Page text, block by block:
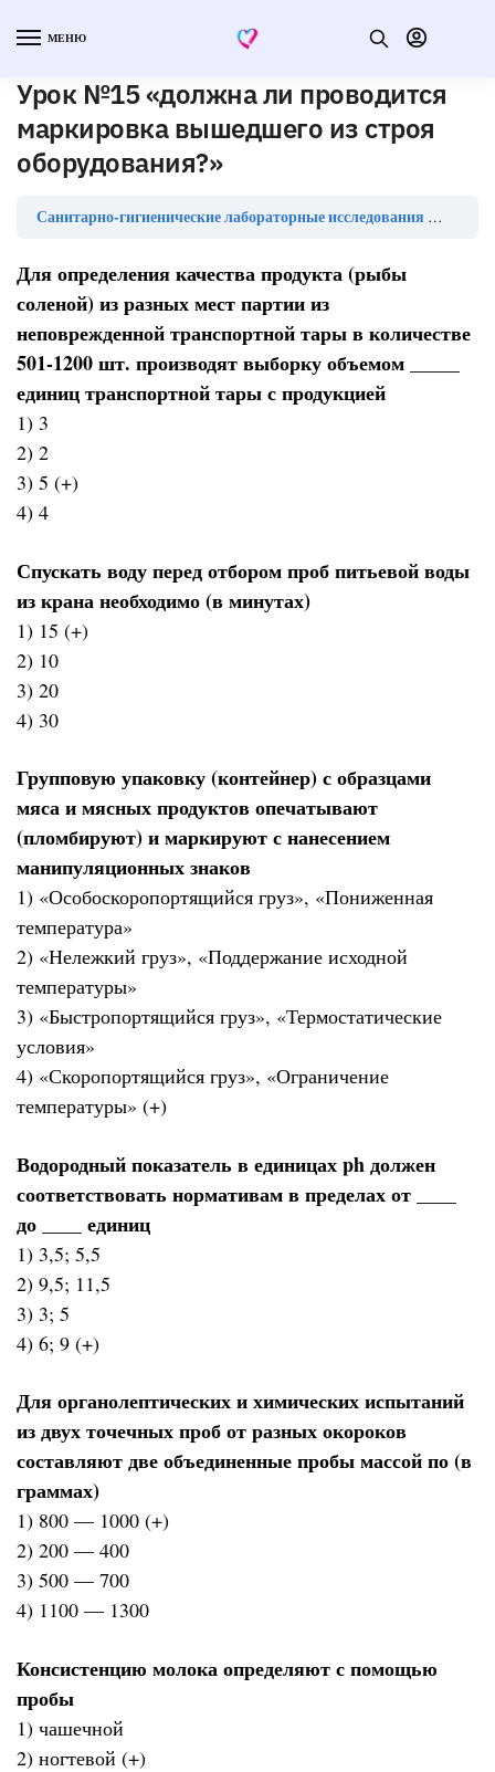
МЕНЮ
Урок №15 «должна ли проводится
маркировка вышедшего из строя
оборудования?»
Санитарно-гигиенические лабораторные исследования — тесты с ответами
Для определения качества продукта (рыбы
соленой) из разных мест партии из
неповрежденной транспортной тары в количестве
501-1200 шт. производят выборку объемом _____
единиц транспортной тары с продукцией
1) 3
2) 2
3) 5 (+)
4) 4
Спускать воду перед отбором проб питьевой воды
из крана необходимо (в минутах)
1) 15 (+)
2) 10
3) 20
4) 30
Групповую упаковку (контейнер) с образцами
мяса и мясных продуктов опечатывают
(пломбируют) и маркируют с нанесением
манипуляционных знаков
1) «Особоскоропортящийся груз», «Пониженная
температура»
2) «Нележкий груз», «Поддержание исходной
температуры»
3) «Быстропортящийся груз», «Термостатические
условия»
4) «Скоропортящийся груз», «Ограничение
температуры» (+)
Водородный показатель в единицах ph должен
соответствовать нормативам в пределах от ____
до ____ единиц
1) 3,5; 5,5
2) 9,5; 11,5
3) 3; 5
4) 6; 9 (+)
Для органолептических и химических испытаний
из двух точечных проб от разных окороков
составляют две объединенные пробы массой по (в
граммах)
1) 800 — 1000 (+)
2) 200 — 400
3) 500 — 700
4) 1100 — 1300
Консистенцию молока определяют с помощью
пробы
1) чашечной
2) ногтевой (+)